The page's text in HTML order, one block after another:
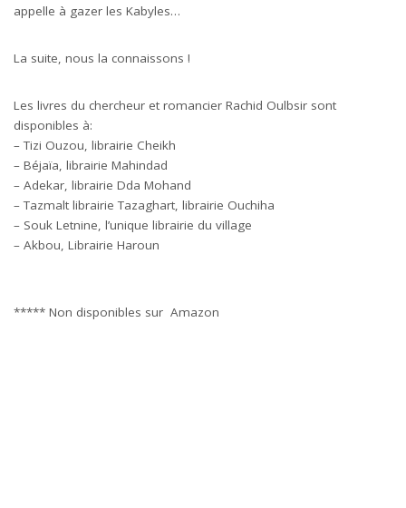
appelle à gazer les Kabyles…
La suite, nous la connaissons !
Les livres du chercheur et romancier Rachid Oulbsir sont
disponibles à:
– Tizi Ouzou, librairie Cheikh
– Béjaïa, librairie Mahindad
– Adekar, librairie Dda Mohand
– Tazmalt librairie Tazaghart, librairie Ouchiha
– Souk Letnine, l’unique librairie du village
– Akbou, Librairie Haroun
***** Non disponibles sur Amazon